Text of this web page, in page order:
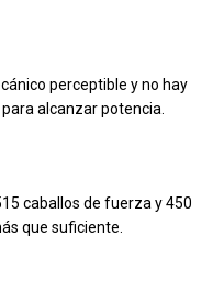
perceptible y no hay
alcanzar potencia.
caballos de fuerza y 450
que suficiente.